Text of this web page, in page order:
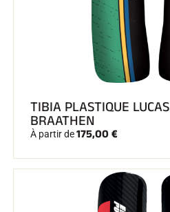
TIBIA PLASTIQUE LUCAS
BRAATHEN
À partir de175,00 €